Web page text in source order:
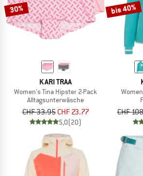
30%
KARI TRAA
Women's Tina Hipster 2-Pack
Alltagsunterwäsche
CHF 33.95 CHF 23.77
5,0(20)
bis 40%
CHF